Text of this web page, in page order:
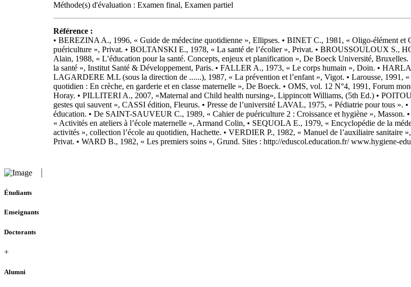
Méthode(s) d'évaluation : Examen final, Examen partiel
Référence :
• BEREZINA A., 1996, « Guide de médecine quotidienne », Ellipses. • BINET C., 1981, « Oligo-élément
puériculture », Privat. • BOLTANSKI E., 1978, « La santé de l’écolier », Privat. • BROUSSOULOUX S.,
Alain, 1988, « L’éducation pour la santé. Concepts, enjeux et planification », De Boeck Université,
la santé », Institut Santé & Développement, Paris. • FALLER A., 1973, « Le corps humain », Doin. •
LAGARDERE M.L (sous la direction de ......), 1987, « La prévention et l’enfant », Vigot. • Larousse,
quotidien : En crèche, en garderie et en classe maternelle », De Boeck. • OMS, vol. 12 N°4, 1991, Forum
Horay. • PILLITERI A., 2007, «Maternal and Child health nursing», Lippincott Williams, (5th Ed.) •
gestes qui sauvent », CASSI édition, Fleurus. • Presse de l’université LAVAL, 1975, « Pédiatrie pour tous
éducation. • De SAINT-SAUVEUR C., 1989, « Cahier de puériculture 2 : Croissance et hygiène »,
« Activités en ateliers à l’école maternelle », Armand Colin, • SEQUOLA E., 1979, « Encyclopédie de la
activités », collection l’école au quotidien, Hachette. • VERDIER P., 1982, « Manuel de l’auxiliaire
Privat. • WARD B., 1982, « Les premiers soins », Grund. Sites : http://eduscol.education.fr/ www.hygiene-
Étudiants
Enseignants
Doctorants
+
Alumni